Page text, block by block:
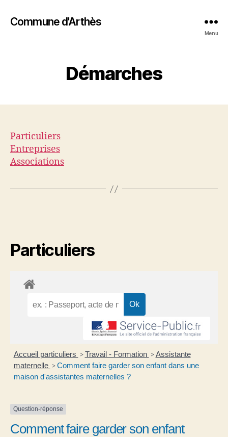
Commune d'Arthès
Menu
Démarches
Particuliers
Entreprises
Associations
Particuliers
Accueil particuliers > Travail - Formation > Assistante
maternelle > Comment faire garder son enfant dans une
maison d'assistantes maternelles ?
Question-réponse
Comment faire garder son enfant